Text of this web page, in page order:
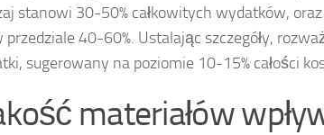
stanowi 30-50% całkowitych wydatków,
40-60%. Ustalając szczegóły,
sugerowany na poziomie 10-15% całości
materiałów